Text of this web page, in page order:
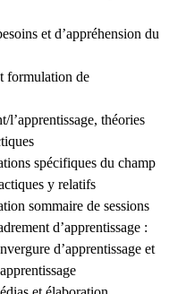
et d’appréhension du
formulation de
l’apprentissage, théories
spécifiques du champ
y relatifs
sommaire de sessions
d’apprentissage :
d’apprentissage et